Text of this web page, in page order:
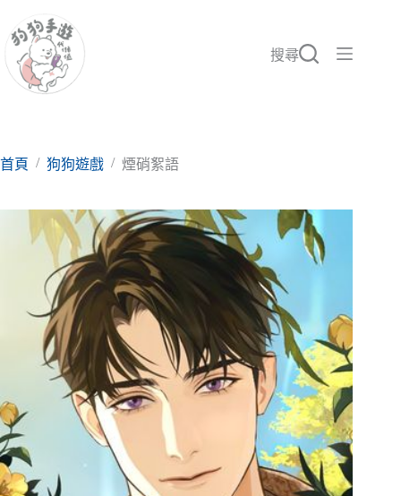
至
要
搜尋
首頁 / 狗狗遊戲 / 煙硝絮語